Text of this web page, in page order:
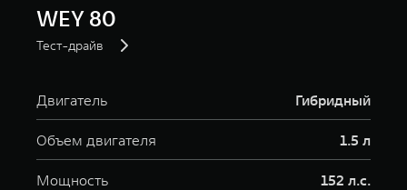
WEY 80
Тест-драйв
Двигатель Гибридный
Объем двигателя 1.5 л
Мощность 152 л.с.